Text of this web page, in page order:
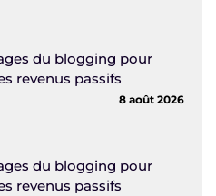
du blogging pour
revenus passifs
8 août 2026
du blogging pour
revenus passifs